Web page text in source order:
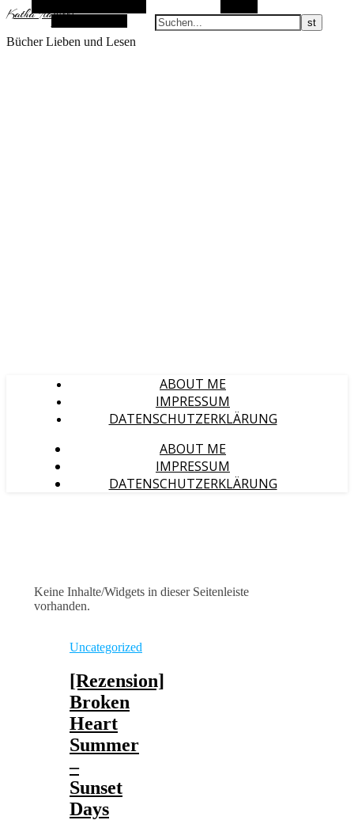
KathaFlauschi
Bücher Lieben und Lesen
Zufallsauswahl
ABOUT ME
IMPRESSUM
DATENSCHUTZERKLÄRUNG
ABOUT ME
IMPRESSUM
DATENSCHUTZERKLÄRUNG
Keine Inhalte/Widgets in dieser Seitenleiste
vorhanden.
Uncategorized
[Rezension]
Broken
Heart
Summer
–
Sunset
Days